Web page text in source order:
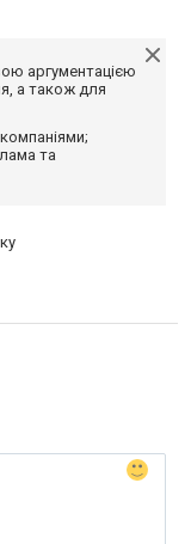
аргументацією
а також для
та